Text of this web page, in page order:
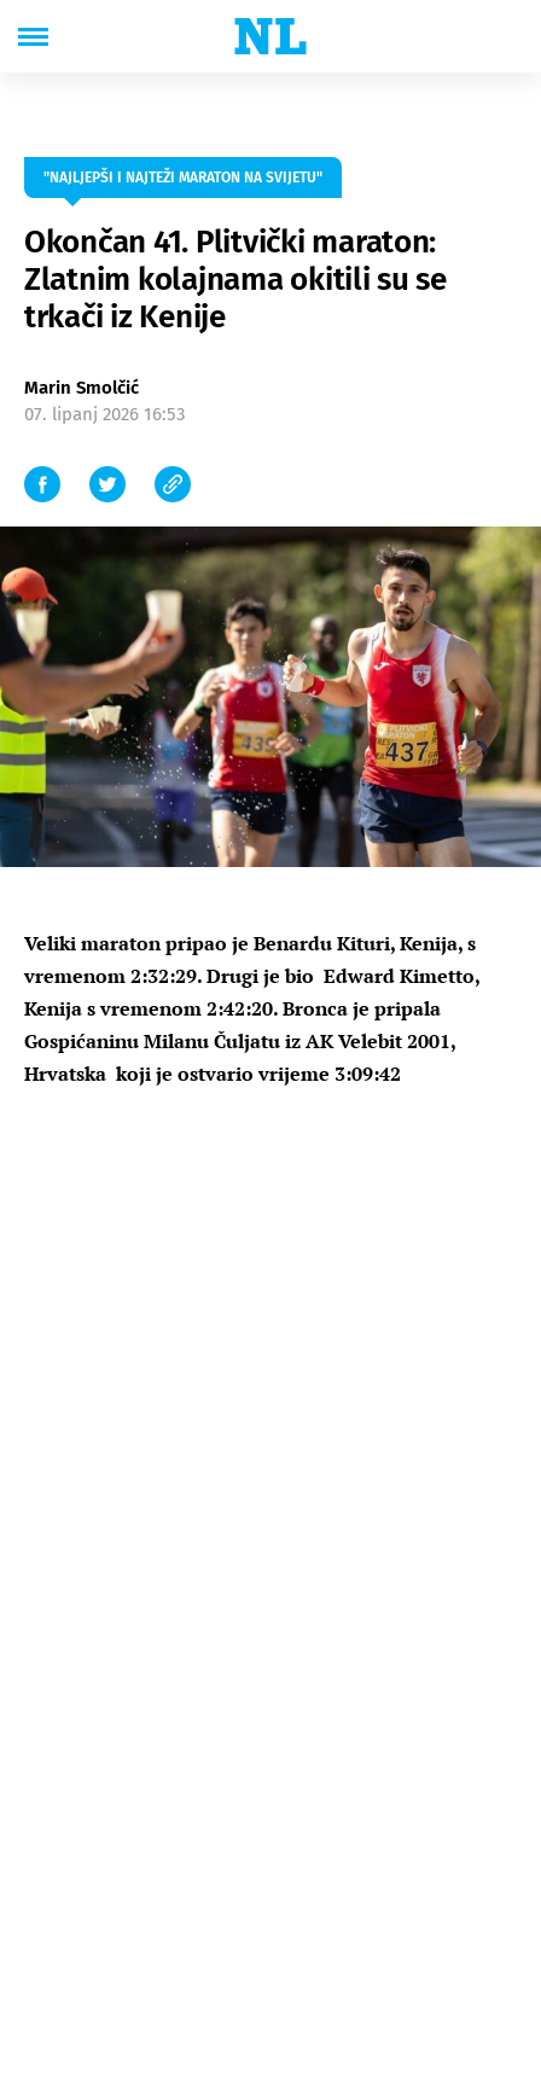
"NAJLJEPŠI I NAJTEŽI MARATON NA SVIJETU"
Okončan 41. Plitvički maraton:
Zlatnim kolajnama okitili su se
trkači iz Kenije
Marin Smolčić
07. lipanj 2026 16:53
Veliki maraton pripao je Benardu Kituri, Kenija, s
vremenom 2:32:29. Drugi je bio Edward Kimetto,
Kenija s vremenom 2:42:20. Bronca je pripala
Gospićaninu Milanu Čuljatu iz AK Velebit 2001,
Hrvatska koji je ostvario vrijeme 3:09:42